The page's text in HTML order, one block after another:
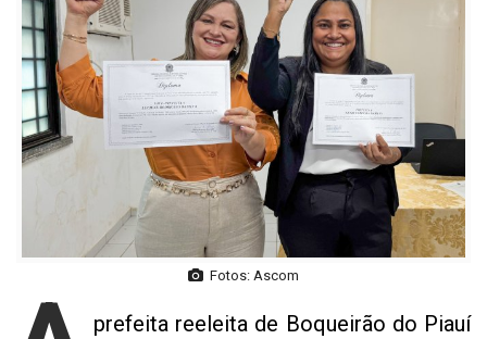
Fotos: Ascom
prefeita reeleita de Boqueirão do Piauí